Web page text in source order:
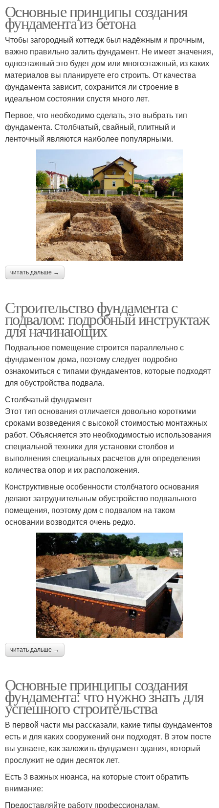
Основные принципы создания
фундамента из бетона
Чтобы загородный коттедж был надёжным и прочным,
важно правильно залить фундамент. Не имеет значения,
одноэтажный это будет дом или многоэтажный, из каких
материалов вы планируете его строить. От качества
фундамента зависит, сохранится ли строение в
идеальном состоянии спустя много лет.
Первое, что необходимо сделать, это выбрать тип
фундамента. Столбчатый, свайный, плитный и
ленточный являются наиболее популярными.
читать дальше →
Строительство фундамента с
подвалом: подробный инструктаж
для начинающих
Подвальное помещение строится параллельно с
фундаментом дома, поэтому следует подробно
ознакомиться с типами фундаментов, которые подходят
для обустройства подвала.
Столбчатый фундамент
Этот тип основания отличается довольно короткими
сроками возведения с высокой стоимостью монтажных
работ. Объясняется это необходимостью использования
специальной техники для установки столбов и
выполнения специальных расчетов для определения
количества опор и их расположения.
Конструктивные особенности столбчатого основания
делают затруднительным обустройство подвального
помещения, поэтому дом с подвалом на таком
основании возводится очень редко.
читать дальше →
Основные принципы создания
фундамента: что нужно знать для
успешного строительства
В первой части мы рассказали, какие типы фундаментов
есть и для каких сооружений они подходят. В этом посте
вы узнаете, как заложить фундамент здания, который
прослужит не один десяток лет.
Есть 3 важных нюанса, на которые стоит обратить
внимание:
Предоставляйте работу профессионалам.